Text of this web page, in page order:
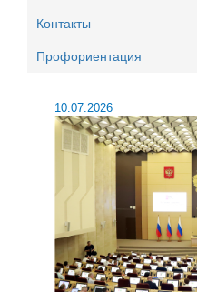
Контакты
Профориентация
10.07.2026